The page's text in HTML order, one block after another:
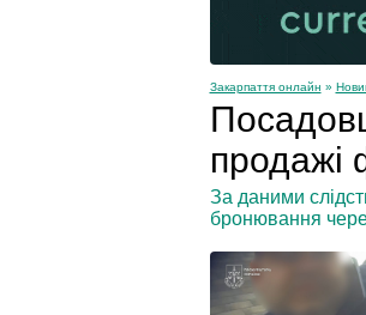
Закарпаття онлайн »
продажі
За даними
бронювання